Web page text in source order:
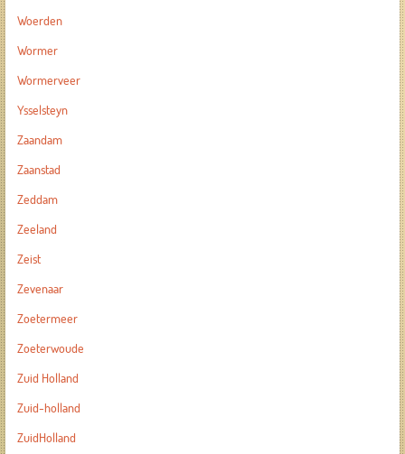
Woerden
Wormer
Wormerveer
Ysselsteyn
Zaandam
Zaanstad
Zeddam
Zeeland
Zeist
Zevenaar
Zoetermeer
Zoeterwoude
Zuid Holland
Zuid-holland
ZuidHolland